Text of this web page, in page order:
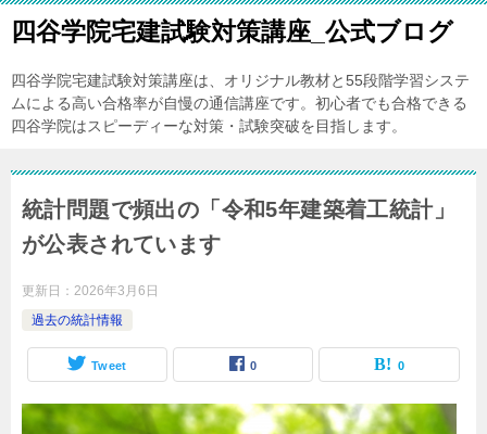
四谷学院宅建試験対策講座_公式ブログ
四谷学院宅建試験対策講座は、オリジナル教材と55段階学習システ
ムによる高い合格率が自慢の通信講座です。初心者でも合格できる
四谷学院はスピーディーな対策・試験突破を目指します。
統計問題で頻出の「令和5年建築着工統計」
が公表されています
更新日： 2026年3月6日
過去の統計情報
Tweet 0 0